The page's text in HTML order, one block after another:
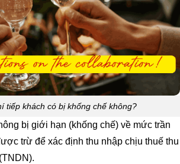
tiếp khách có bị khống chế không?
bị giới hạn (khống chế) về mức trần
trừ để xác định thu nhập chịu thuế thu